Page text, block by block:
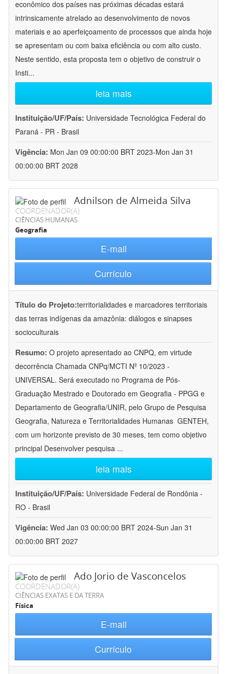
econômico dos países nas próximas décadas estará
intrinsicamente atrelado ao desenvolvimento de novos
materiais e ao aperfeiçoamento de processos que ainda hoje
se apresentam ou com baixa eficiência ou com alto custo.
Neste sentido, esta proposta tem o objetivo de construir o
Insti...
leia mais
Instituição/UF/País: Universidade Tecnológica Federal do
Paraná - PR - Brasil
Vigência: Mon Jan 09 00:00:00 BRT 2023-Mon Jan 31
00:00:00 BRT 2028
Adnilson de Almeida Silva
COORDENADOR(A)
CIÊNCIAS HUMANAS
Geografia
E-mail
Currículo
Título do Projeto:territorialidades e marcadores territoriais
das terras indígenas da amazônia: diálogos e sinapses
socioculturais
Resumo: O projeto apresentado ao CNPQ, em virtude
decorrência Chamada CNPq/MCTI Nº 10/2023 -
UNIVERSAL. Será executado no Programa de Pós-
Graduação Mestrado e Doutorado em Geografia - PPGG e
Departamento de Geografia/UNIR, pelo Grupo de Pesquisa
Geografia, Natureza e Territorialidades Humanas  GENTEH,
com um horizonte previsto de 30 meses, tem como objetivo
principal Desenvolver pesquisa ...
leia mais
Instituição/UF/País: Universidade Federal de Rondônia -
RO - Brasil
Vigência: Wed Jan 03 00:00:00 BRT 2024-Sun Jan 31
00:00:00 BRT 2027
Ado Jorio de Vasconcelos
COORDENADOR(A)
CIÊNCIAS EXATAS E DA TERRA
Física
E-mail
Currículo